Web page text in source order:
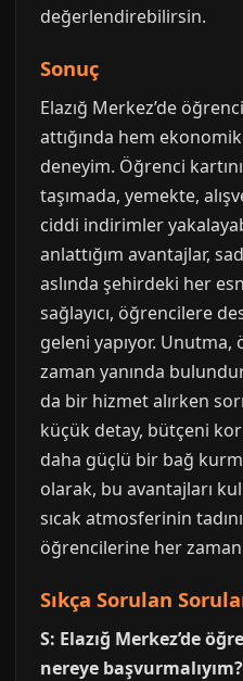
değerlendirebilirsin.
Sonuç
Elazığ Merkez’de
attığında hem
deneyim. Öğrenci
taşımada, yemekte,
ciddi indirimler
anlattığım avantajlar,
aslında şehirdeki her
sağlayıcı, öğrencilere
geleni yapıyor. Unutma,
zaman yanında
da bir hizmet alırken
küçük detay, bütçeni
daha güçlü bir bağ
olarak, bu avantajları
sıcak atmosferinin
öğrencilerine her zaman
Sıkça Sorulan
S: Elazığ Merkez’de
nereye başvurmalıyım?